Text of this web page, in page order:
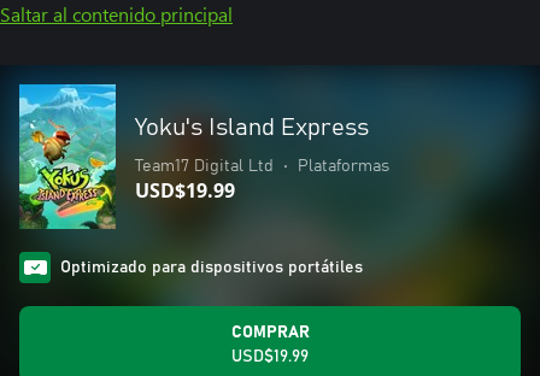
Saltar al contenido principal
Yoku's Island Express
Team17 Digital Ltd • Plataformas
USD$19.99
Optimizado para dispositivos portátiles
COMPRAR
USD$19.99